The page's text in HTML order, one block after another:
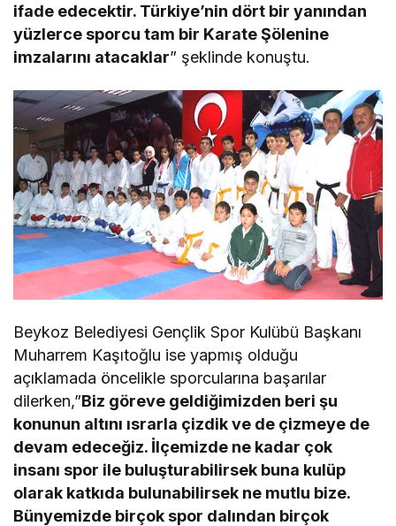
ifade edecektir. Türkiye’nin dört bir yanından
yüzlerce sporcu tam bir Karate Şölenine
imzalarını atacaklar” şeklinde konuştu.
Beykoz Belediyesi Gençlik Spor Kulübü Başkanı
Muharrem Kaşıtoğlu ise yapmış olduğu
açıklamada öncelikle sporcularına başarılar
dilerken,”Biz göreve geldiğimizden beri şu
konunun altını ısrarla çizdik ve de çizmeye de
devam edeceğiz. İlçemizde ne kadar çok
insanı spor ile buluşturabilirsek buna kulüp
olarak katkıda bulunabilirsek ne mutlu bize.
Bünyemizde birçok spor dalından birçok